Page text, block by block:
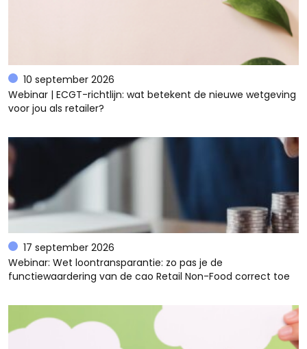
10 september 2026
Webinar | ECGT-richtlijn: wat betekent de nieuwe wetgeving
voor jou als retailer?
17 september 2026
Webinar: Wet loontransparantie: zo pas je de
functiewaardering van de cao Retail Non-Food correct toe